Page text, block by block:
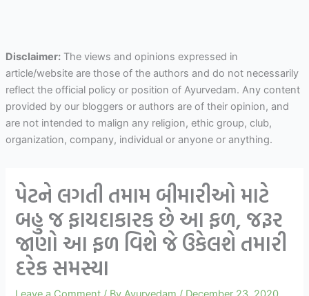
Disclaimer:The views and opinions expressed in
article/website are those of the authors and do not necessarily
reflect the official policy or position of Ayurvedam. Any content
provided by our bloggers or authors are of their opinion, and
are not intended to malign any religion, ethic group, club,
organization, company, individual or anyone or anything.
પેટને લગતી તમામ બીમારીઓ માટે
બહુ જ ફાયદાકારક છે આ ફળ, જરૂર
જાણો આ ફળ વિશે જે ઉકેલશે તમારી
દરેક સમસ્યા